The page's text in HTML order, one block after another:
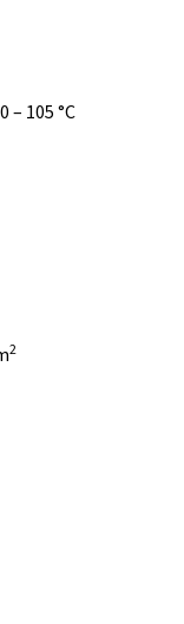
– 105 °C
2